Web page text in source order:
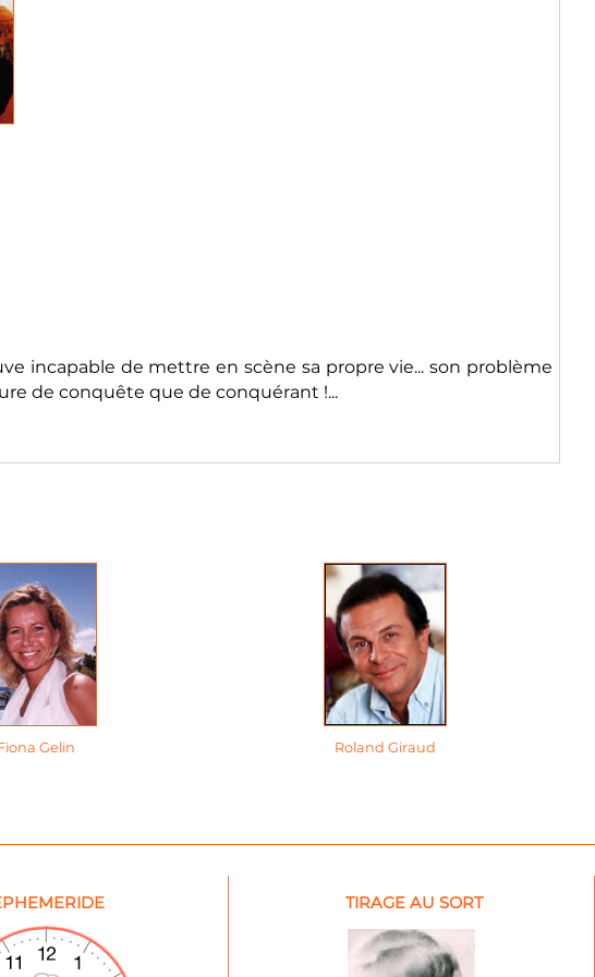
incapable de mettre en scène sa propre vie... son problème
de conquête que de conquérant !...
Gelin Roland Giraud
TIRAGE AU SORT